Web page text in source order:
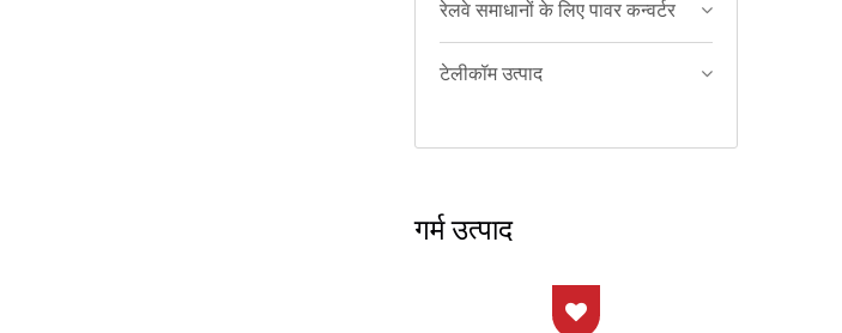
रेलवे समाधानों के लिए पावर कन्वर्टर
टेलीकॉम उत्पाद
गर्म उत्पाद